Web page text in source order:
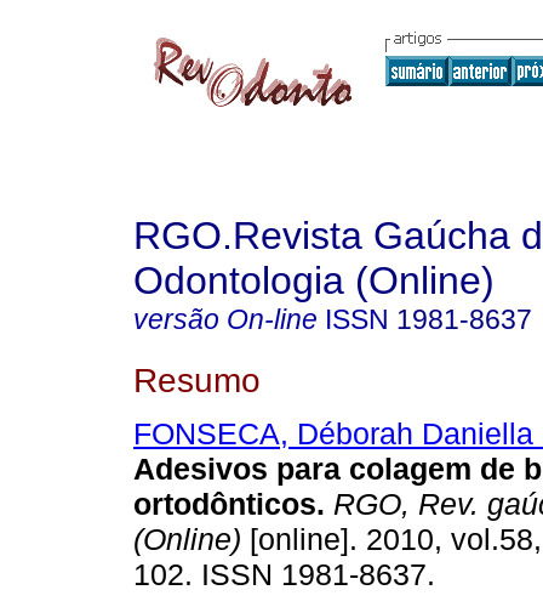
RGO.Revista Gaúcha
Odontologia (Online)
versão On-line ISSN 1981-8637
Resumo
FONSECA, Déborah Daniella
Adesivos para colagem de
ortodônticos. RGO, Rev.
(Online) [online]. 2010,
102. ISSN 1981-8637.